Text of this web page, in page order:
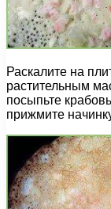
Раскалите на
растительным
посыпьте
прижмите